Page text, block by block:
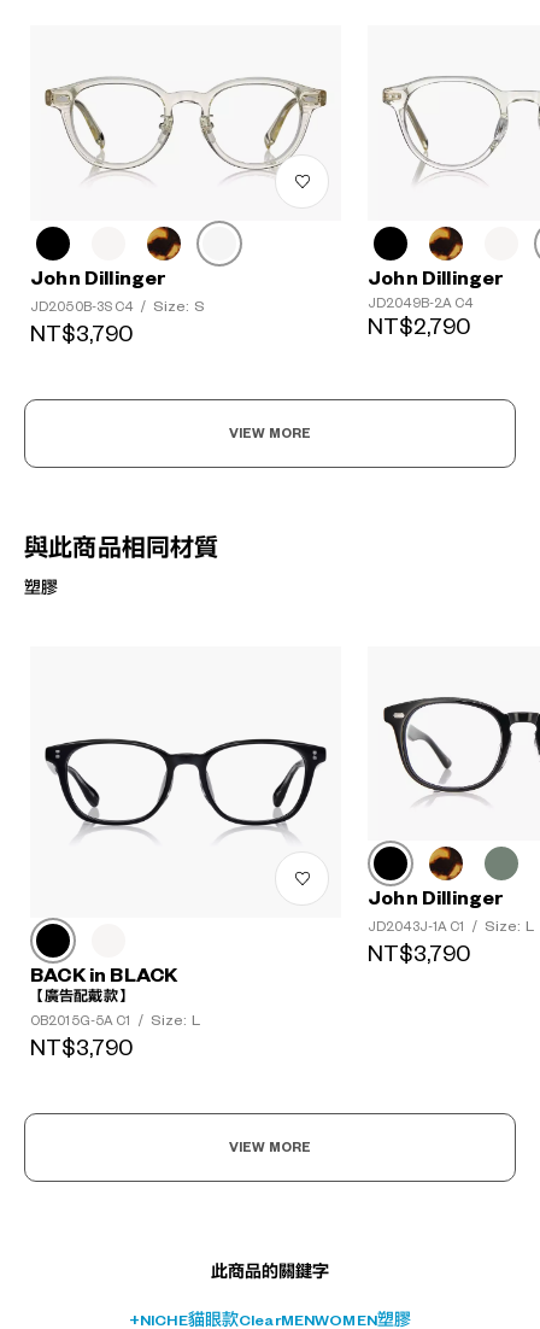
John Dillinger
JD2050B-3S C4 / Size: S
NT$3,790
John Dillinger
JD2049B-2A C4
NT$2,790
VIEW MORE
與此商品相同材質
塑膠
BACK in BLACK
【廣告配戴款】
OB2015G-5A C1
/ Size: L
NT$3,790
John Dillinger
JD2043J-1A C1 / Size: L
NT$3,790
VIEW MORE
此商品的關鍵字
+NICHE貓眼款ClearMENWOMEN塑膠